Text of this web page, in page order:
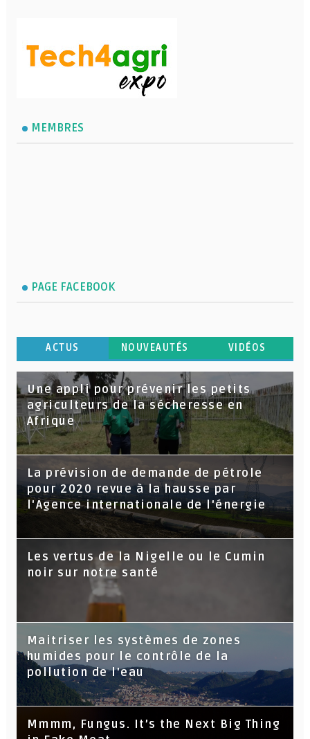
MEMBRES
PAGE FACEBOOK
ACTUS NOUVEAUTÉS VIDÉOS
Une appli pour prévenir les petits
agriculteurs de la sécheresse en
Afrique
La prévision de demande de pétrole
pour 2020 revue à la hausse par
l'Agence internationale de l'énergie
Les vertus de la Nigelle ou le Cumin
noir sur notre santé
Maitriser les systèmes de zones
humides pour le contrôle de la
pollution de l'eau
Mmmm, Fungus. It’s the Next Big Thing